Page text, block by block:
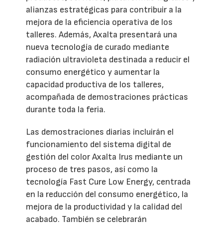
alianzas estratégicas para contribuir a la
mejora de la eficiencia operativa de los
talleres. Además, Axalta presentará una
nueva tecnología de curado mediante
radiación ultravioleta destinada a reducir el
consumo energético y aumentar la
capacidad productiva de los talleres,
acompañada de demostraciones prácticas
durante toda la feria.
Las demostraciones diarias incluirán el
funcionamiento del sistema digital de
gestión del color Axalta Irus mediante un
proceso de tres pasos, así como la
tecnología Fast Cure Low Energy, centrada
en la reducción del consumo energético, la
mejora de la productividad y la calidad del
acabado. También se celebrarán